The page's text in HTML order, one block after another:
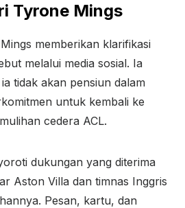
Tyrone Mings
memberikan klarifikasi
melalui media sosial. Ia
tidak akan pensiun dalam
untuk kembali ke
cedera ACL.
dukungan yang diterima
Aston Villa dan timnas Inggris
Pesan, kartu, dan